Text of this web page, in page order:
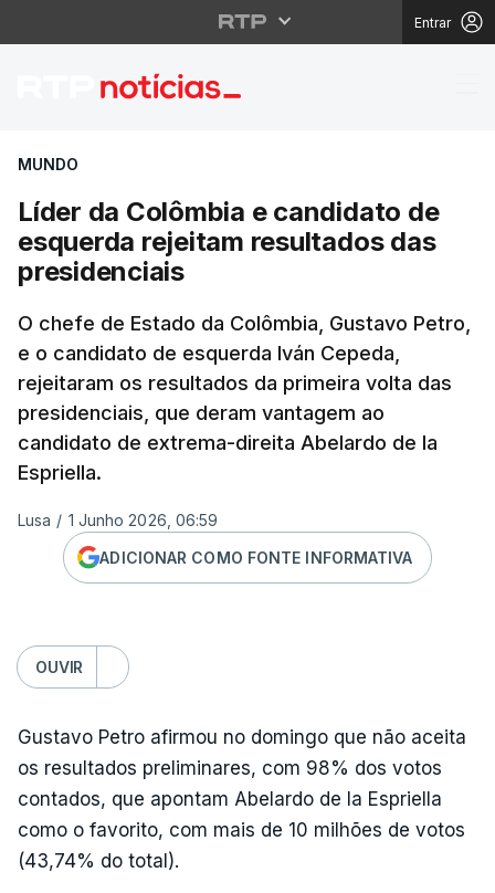
Entrar
Líder da Colômbia e
MUNDO
Líder da Colômbia e candidato de
esquerda rejeitam resultados das
presidenciais
O chefe de Estado da Colômbia, Gustavo Petro,
e o candidato de esquerda Iván Cepeda,
rejeitaram os resultados da primeira volta das
presidenciais, que deram vantagem ao
candidato de extrema-direita Abelardo de la
Espriella.
Lusa / 1 Junho 2026, 06:59
ADICIONAR COMO FONTE INFORMATIVA
OUVIR
Gustavo Petro afirmou no domingo que não aceita
os resultados preliminares, com 98% dos votos
contados, que apontam Abelardo de la Espriella
como o favorito, com mais de 10 milhões de votos
(43,74% do total).